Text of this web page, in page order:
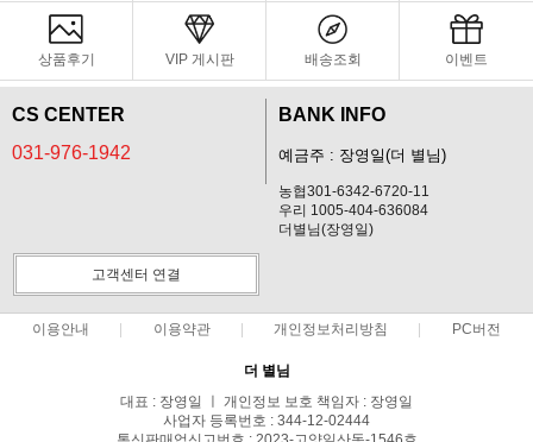
상품후기 VIP 게시판 배송조회 이벤트
CS CENTER
031-976-1942
BANK INFO
예금주 : 장영일(더 별님)
농협301-6342-6720-11
우리 1005-404-636084
더별님(장영일)
고객센터 연결
이용안내 이용약관 개인정보처리방침 PC버전
더 별님
대표 : 장영일 ㅣ 개인정보 보호 책임자 : 장영일
사업자 등록번호 : 344-12-02444